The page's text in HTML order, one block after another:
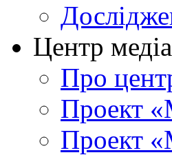
Центр
Про
Проект
Проект